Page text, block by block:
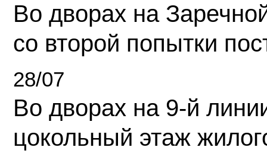
Во дворах на
со второй попытки
28/07
Во дворах на 9-й
цокольный этаж